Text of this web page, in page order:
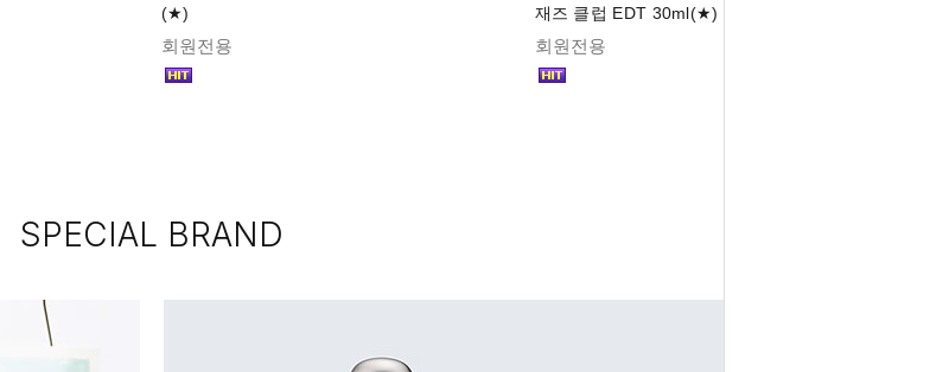
(★)
회원전용
재즈 클럽 EDT 30ml(★)
회원전용
SPECIAL BRAND